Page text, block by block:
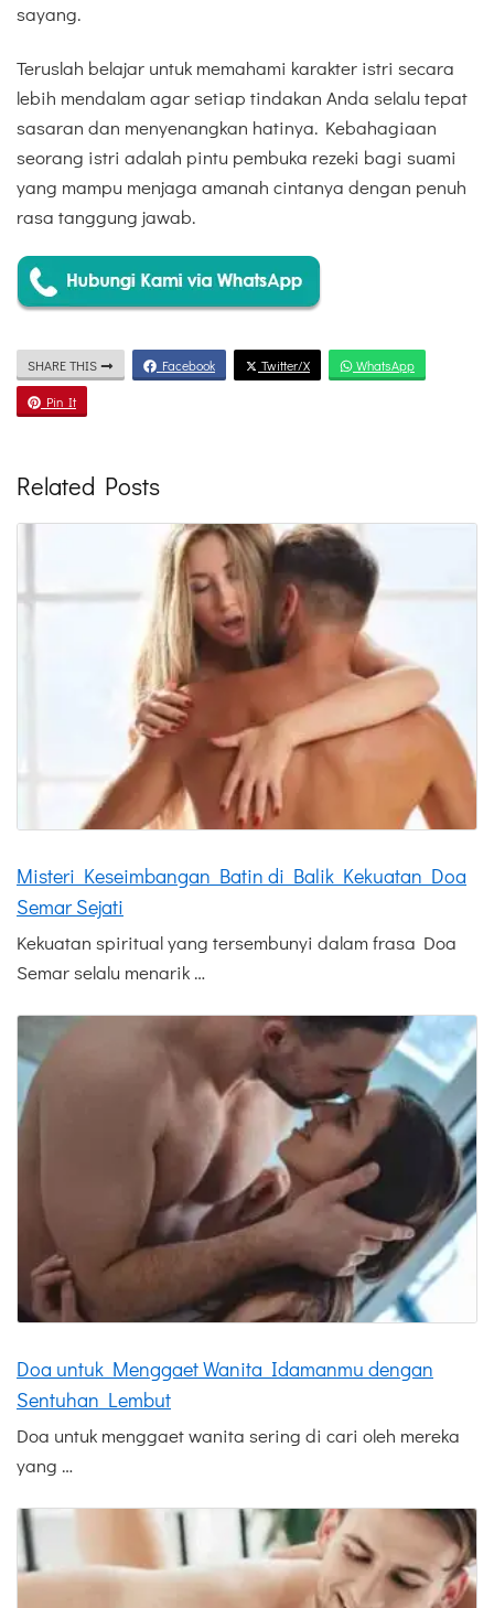
sayang.
Teruslah belajar untuk memahami karakter istri secara
lebih mendalam agar setiap tindakan Anda selalu tepat
sasaran dan menyenangkan hatinya. Kebahagiaan
seorang istri adalah pintu pembuka rezeki bagi suami
yang mampu menjaga amanah cintanya dengan penuh
rasa tanggung jawab.
SHARE THIS Facebook Twitter/X WhatsApp
Pin It
Related Posts
Misteri Keseimbangan Batin di Balik Kekuatan Doa
Semar Sejati
Kekuatan spiritual yang tersembunyi dalam frasa Doa
Semar selalu menarik …
Doa untuk Menggaet Wanita Idamanmu dengan
Sentuhan Lembut
Doa untuk menggaet wanita sering di cari oleh mereka
yang …